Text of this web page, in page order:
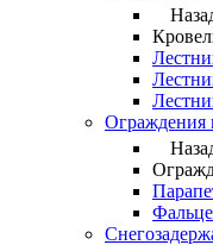
Ограждения